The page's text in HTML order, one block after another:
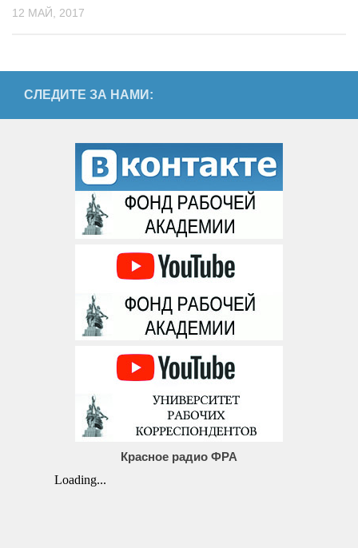
12 МАЙ, 2017
СЛЕДИТЕ ЗА НАМИ:
Красное радио ФРА